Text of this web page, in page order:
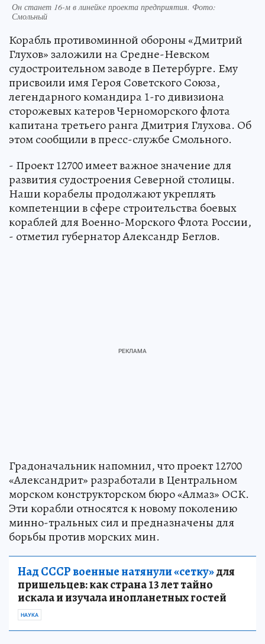
Он станет 16-м в линейке проекта предприятия. Фото:
Смольный
Корабль противоминной обороны «Дмитрий
Глухов» заложили на Средне-Невском
судостроительном заводе в Петербурге. Ему
присвоили имя Героя Советского Союза,
легендарного командира 1-го дивизиона
сторожевых катеров Черноморского флота
капитана третьего ранга Дмитрия Глухова. Об
этом сообщили в пресс-службе Смольного.
- Проект 12700 имеет важное значение для
развития судостроения Северной столицы.
Наши корабелы продолжают укреплять
компетенции в сфере строительства боевых
кораблей для Военно-Морского Флота России,
- отметил губернатор Александр Беглов.
Градоначальник напомнил, что проект 12700
«Александрит» разработали в Центральном
морском конструкторском бюро «Алмаз» ОСК.
Эти корабли относятся к новому поколению
минно-тральных сил и предназначены для
борьбы против морских мин.
Над СССР военные натянули «сетку»для
пришельцев: как страна 13 лет тайно
искала и изучала инопланетных гостей
НАУКА